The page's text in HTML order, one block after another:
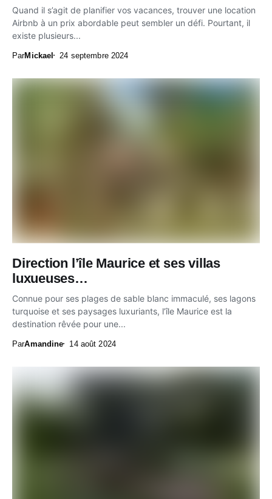
Quand il s’agit de planifier vos vacances, trouver une location
Airbnb à un prix abordable peut sembler un défi. Pourtant, il
existe plusieurs...
ParMickael 24 septembre 2024
Direction l’île Maurice et ses villas
luxueuses…
Connue pour ses plages de sable blanc immaculé, ses lagons
turquoise et ses paysages luxuriants, l’île Maurice est la
destination rêvée pour une...
ParAmandine 14 août 2024